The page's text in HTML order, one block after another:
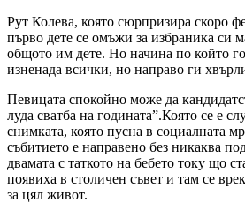
Рут Колева, която сюрпризира скоро
първо дете се омъжи за избраника си
общото им дете. Но начина по който
изненада всички, но направо ги
Певицата спокойно може да
луда сватба на годината”.Която се е
снимката, която пусна в социалната
събитието е направено без никаква
двамата с таткото на бебето току що
появиха в столичен съвет и там се
за цял живот.